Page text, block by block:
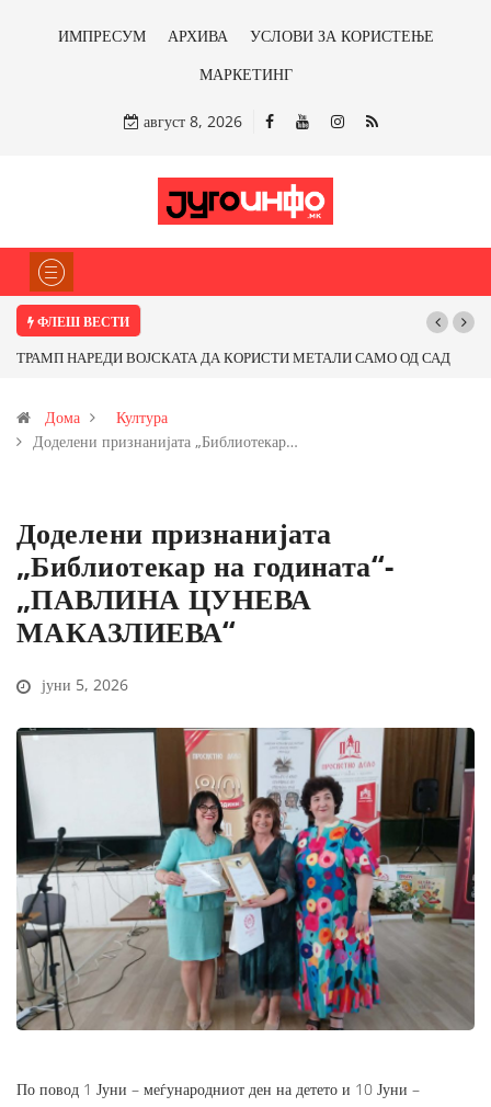
ИМПРЕСУМ АРХИВА
УСЛОВИ ЗА КОРИСТЕЊЕ
МАРКЕТИНГ
август 8, 2026
ФЛЕШ ВЕСТИ
Почнува реконструкцијата на улицата „5-ти Ноември“ во Струмица
Дома
Култура
Доделени признанијата „Библиотекар…
Доделени признанијата
„Библиотекар на годината“-
„ПАВЛИНА ЦУНЕВА
МАКАЗЛИЕВА“
јуни 5, 2026
По повод 1 Јуни – меѓународниот ден на детето и 10 Јуни –